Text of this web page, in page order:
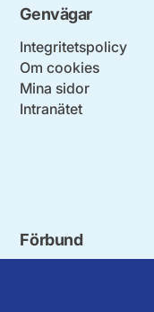
Genvägar
Integritetspolicy
Om cookies
Mina sidor
Intranätet
Förbund